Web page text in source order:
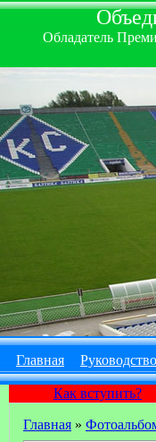
Обладатель
Главная Руководство
Как вступить?
Главная »